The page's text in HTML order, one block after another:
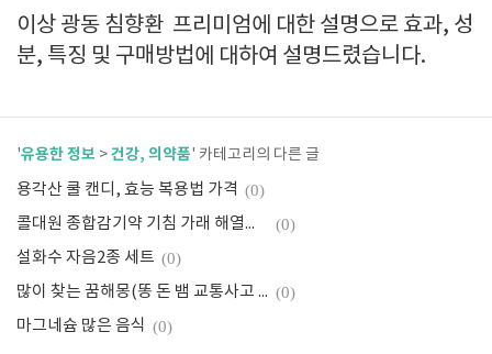
이상 광동 침향환 프리미엄에 대한 설명으로 효과, 성
분, 특징 및 구매방법에 대하여 설명드렸습니다.
'유용한 정보 >건강, 의약품' 카테고리의 다른 글
용각산 쿨 캔디, 효능 복용법 가격 (0)
콜대원 종합감기약 기침 가래 해열제, 가격 성분 리뉴얼 (0)
설화수 자음2종 세트 (0)
많이 찾는 꿈해몽(똥 돈 뱀 교통사고 불) (0)
마그네슘 많은 음식 (0)